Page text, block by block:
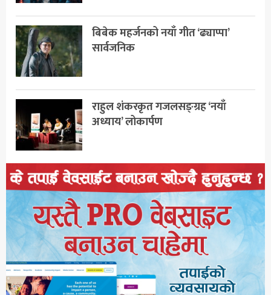
बिबेक महर्जनको नयाँ गीत ‘ढ्याप्पा’
सार्वजनिक
राहुल शंकरकृत गजलसङ्ग्रह ‘नयाँ
अध्याय’ लोकार्पण